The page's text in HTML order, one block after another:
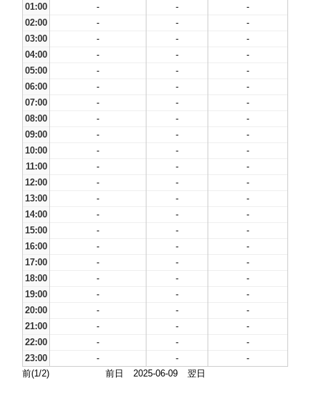
01:00
- -
-
02:00
- -
-
03:00
- -
-
04:00
- -
-
05:00
- -
-
06:00
- -
-
07:00
- -
-
08:00
- -
-
09:00
- -
-
10:00
- -
-
11:00
- -
-
12:00
- -
-
13:00
- -
-
14:00
- -
-
15:00
- -
-
16:00
- -
-
17:00
- -
-
18:00
- -
-
19:00
- -
-
20:00
- -
-
21:00
- -
-
22:00
- -
-
23:00
- -
-
前(1/2)
前日 2025-06-09 翌日